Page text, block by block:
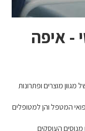
- איפה
מוצרים ופתרונות
המטפל והן למטופלים
העוסקים